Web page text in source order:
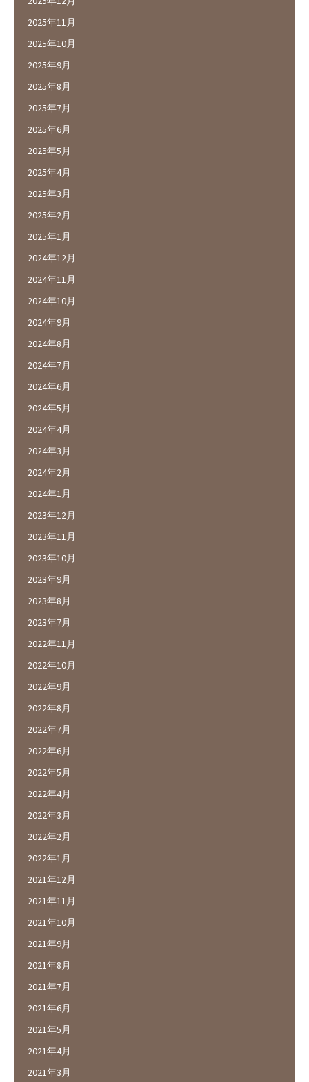
2025年11月
2025年10月
2025年9月
2025年8月
2025年7月
2025年6月
2025年5月
2025年4月
2025年3月
2025年2月
2025年1月
2024年12月
2024年11月
2024年10月
2024年9月
2024年8月
2024年7月
2024年6月
2024年5月
2024年4月
2024年3月
2024年2月
2024年1月
2023年12月
2023年11月
2023年10月
2023年9月
2023年8月
2023年7月
2022年11月
2022年10月
2022年9月
2022年8月
2022年7月
2022年6月
2022年5月
2022年4月
2022年3月
2022年2月
2022年1月
2021年12月
2021年11月
2021年10月
2021年9月
2021年8月
2021年7月
2021年6月
2021年5月
2021年4月
2021年3月